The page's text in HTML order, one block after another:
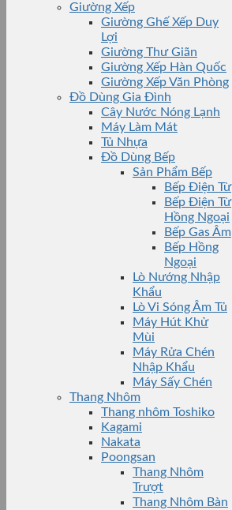
Giường Xếp
Giường Ghế Xếp Duy
Lợi
Giường Thư Giãn
Giường Xếp Hàn Quốc
Giường Xếp Văn Phòng
Đồ Dùng Gia Đình
Cây Nước Nóng Lạnh
Máy Làm Mát
Tủ Nhựa
Đồ Dùng Bếp
Sản Phẩm Bếp
Bếp Điện Từ
Bếp Điện Từ
Hồng Ngoại
Bếp Gas Âm
Bếp Hồng
Ngoại
Lò Nướng Nhập
Khẩu
Lò Vi Sóng Âm Tủ
Máy Hút Khử
Mùi
Máy Rửa Chén
Nhập Khẩu
Máy Sấy Chén
Thang Nhôm
Thang nhôm Toshiko
Kagami
Nakata
Poongsan
Thang Nhôm
Trượt
Thang Nhôm Bàn